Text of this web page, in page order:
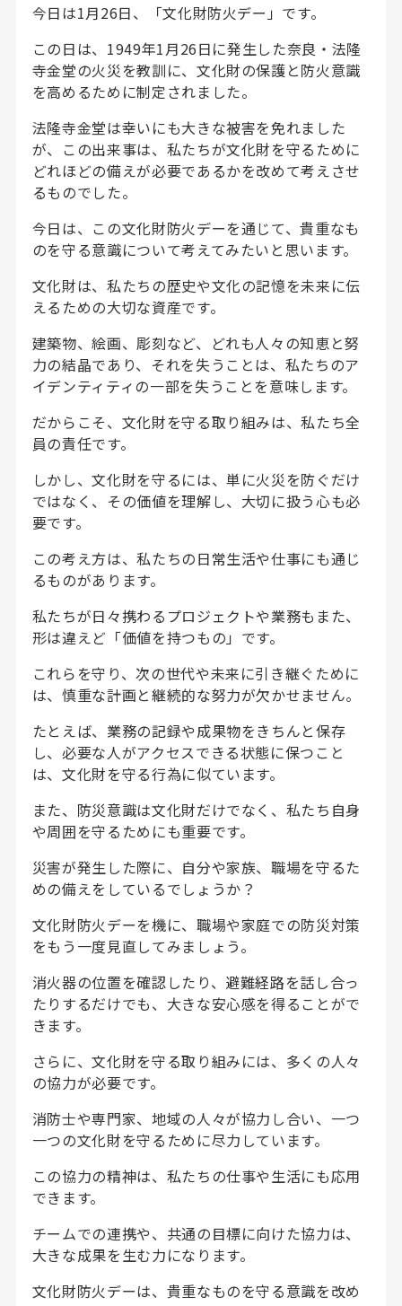
今日は1月26日、「文化財防火デー」です。
この日は、1949年1月26日に発生した奈良・法隆
寺金堂の火災を教訓に、文化財の保護と防火意識
を高めるために制定されました。
法隆寺金堂は幸いにも大きな被害を免れました
が、この出来事は、私たちが文化財を守るために
どれほどの備えが必要であるかを改めて考えさせ
るものでした。
今日は、この文化財防火デーを通じて、貴重なも
のを守る意識について考えてみたいと思います。
文化財は、私たちの歴史や文化の記憶を未来に伝
えるための大切な資産です。
建築物、絵画、彫刻など、どれも人々の知恵と努
力の結晶であり、それを失うことは、私たちのア
イデンティティの一部を失うことを意味します。
だからこそ、文化財を守る取り組みは、私たち全
員の責任です。
しかし、文化財を守るには、単に火災を防ぐだけ
ではなく、その価値を理解し、大切に扱う心も必
要です。
この考え方は、私たちの日常生活や仕事にも通じ
るものがあります。
私たちが日々携わるプロジェクトや業務もまた、
形は違えど「価値を持つもの」です。
これらを守り、次の世代や未来に引き継ぐために
は、慎重な計画と継続的な努力が欠かせません。
たとえば、業務の記録や成果物をきちんと保存
し、必要な人がアクセスできる状態に保つこと
は、文化財を守る行為に似ています。
また、防災意識は文化財だけでなく、私たち自身
や周囲を守るためにも重要です。
災害が発生した際に、自分や家族、職場を守るた
めの備えをしているでしょうか？
文化財防火デーを機に、職場や家庭での防災対策
をもう一度見直してみましょう。
消火器の位置を確認したり、避難経路を話し合っ
たりするだけでも、大きな安心感を得ることがで
きます。
さらに、文化財を守る取り組みには、多くの人々
の協力が必要です。
消防士や専門家、地域の人々が協力し合い、一つ
一つの文化財を守るために尽力しています。
この協力の精神は、私たちの仕事や生活にも応用
できます。
チームでの連携や、共通の目標に向けた協力は、
大きな成果を生む力になります。
文化財防火デーは、貴重なものを守る意識を改め